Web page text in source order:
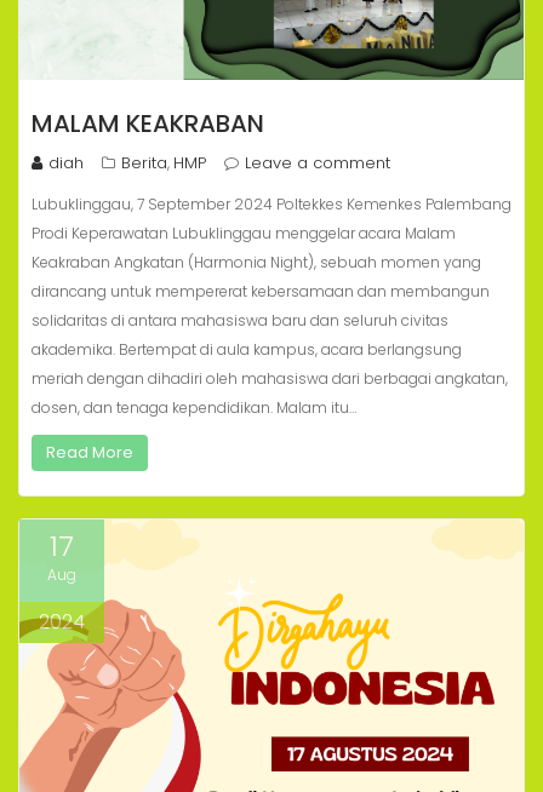
MALAM KEAKRABAN
diah Berita, HMP Leave a comment
Lubuklinggau, 7 September 2024 Poltekkes Kemenkes Palembang
Prodi Keperawatan Lubuklinggau menggelar acara Malam
Keakraban Angkatan (Harmonia Night), sebuah momen yang
dirancang untuk mempererat kebersamaan dan membangun
solidaritas di antara mahasiswa baru dan seluruh civitas
akademika. Bertempat di aula kampus, acara berlangsung
meriah dengan dihadiri oleh mahasiswa dari berbagai angkatan,
dosen, dan tenaga kependidikan. Malam itu…
Read More
17
Aug
2024